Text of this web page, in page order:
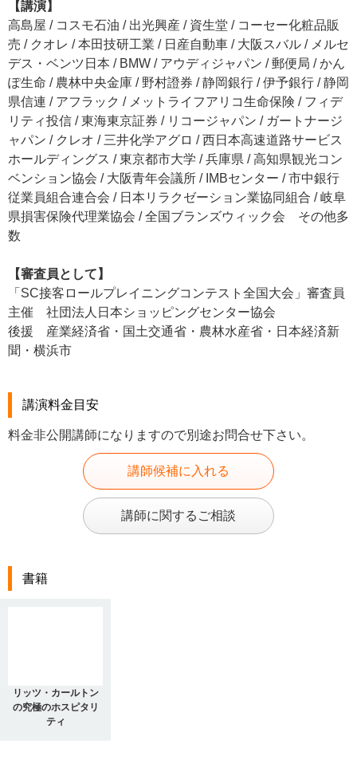
【講演】
高島屋 / コスモ石油 / 出光興産 / 資生堂 / コーセー化粧品販
売 / クオレ / 本田技研工業 / 日産自動車 / 大阪スバル / メルセ
デス・ベンツ日本 / BMW / アウディジャパン / 郵便局 / かん
ぽ生命 / 農林中央金庫 / 野村證券 / 静岡銀行 / 伊予銀行 / 静岡
県信連 / アフラック / メットライフアリコ生命保険 / フィデ
リティ投信 / 東海東京証券 / リコージャパン / ガートナージ
ャパン / クレオ / 三井化学アグロ / 西日本高速道路サービス
ホールディングス / 東京都市大学 / 兵庫県 / 高知県観光コン
ベンション協会 / 大阪青年会議所 / IMBセンター / 市中銀行
従業員組合連合会 / 日本リラクゼーション業協同組合 / 岐阜
県損害保険代理業協会 / 全国ブランズウィック会 その他多
数
【審査員として】
「SC接客ロールプレイニングコンテスト全国大会」審査員
主催 社団法人日本ショッピングセンター協会
後援 産業経済省・国土交通省・農林水産省・日本経済新
聞・横浜市
講演料金目安
料金非公開講師になりますので別途お問合せ下さい。
講師候補に入れる
講師に関するご相談
書籍
リッツ・カールトン
の究極のホスピタリ
ティ